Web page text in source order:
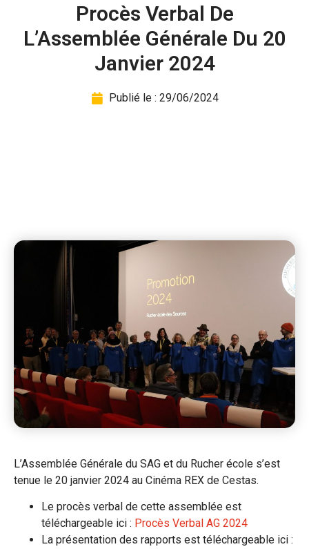
Procès Verbal De
L’Assemblée Générale Du 20
Janvier 2024
Publié le : 29/06/2024
L’Assemblée Générale du SAG et du Rucher école s’est
tenue le 20 janvier 2024 au Cinéma REX de Cestas.
Le procès verbal de cette assemblée est
téléchargeable ici : Procès Verbal AG 2024
La présentation des rapports est téléchargeable ici :